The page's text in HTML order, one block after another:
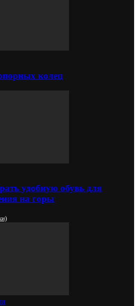
колец
удобную обувь для
на горы